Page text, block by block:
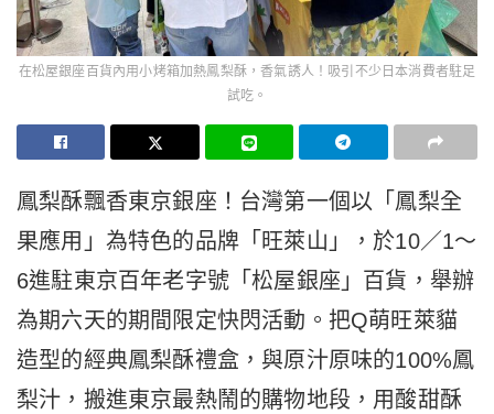
在松屋銀座百貨內用小烤箱加熱鳳梨酥，香氣誘人！吸引不少日本消費者駐足
試吃。
鳳梨酥飄香東京銀座！台灣第一個以「鳳梨全
果應用」為特色的品牌「旺萊山」，於10／1～
6進駐東京百年老字號「松屋銀座」百貨，舉辦
為期六天的期間限定快閃活動。把Q萌旺萊貓
造型的經典鳳梨酥禮盒，與原汁原味的100%鳳
梨汁，搬進東京最熱鬧的購物地段，用酸甜酥